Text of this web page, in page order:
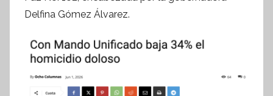
s
Delfina Gómez Álvarez.